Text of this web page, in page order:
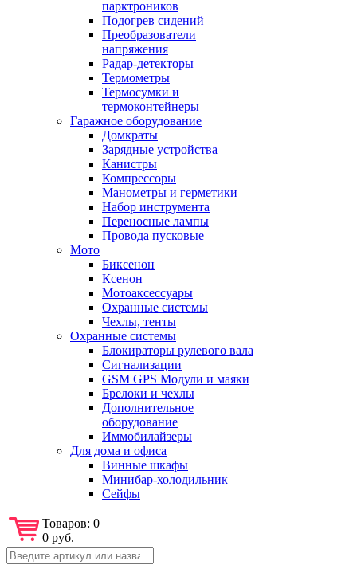
парктроников
Подогрев сидений
Преобразователи
напряжения
Радар-детекторы
Термометры
Термосумки и
термоконтейнеры
Гаражное оборудование
Домкраты
Зарядные устройства
Канистры
Компрессоры
Манометры и герметики
Набор инструмента
Переносные лампы
Провода пусковые
Мото
Биксенон
Ксенон
Мотоаксессуары
Охранные системы
Чехлы, тенты
Охранные системы
Блокираторы рулевого вала
Сигнализации
GSM GPS Модули и маяки
Брелоки и чехлы
Дополнительное
оборудование
Иммобилайзеры
Для дома и офиса
Винные шкафы
Минибар-холодильник
Сейфы
Товаров: 0
0 руб.